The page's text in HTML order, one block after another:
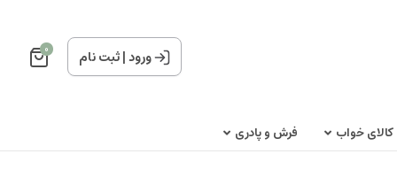
ورود|ثبت نام 0
کالای خواب فرش و پادری